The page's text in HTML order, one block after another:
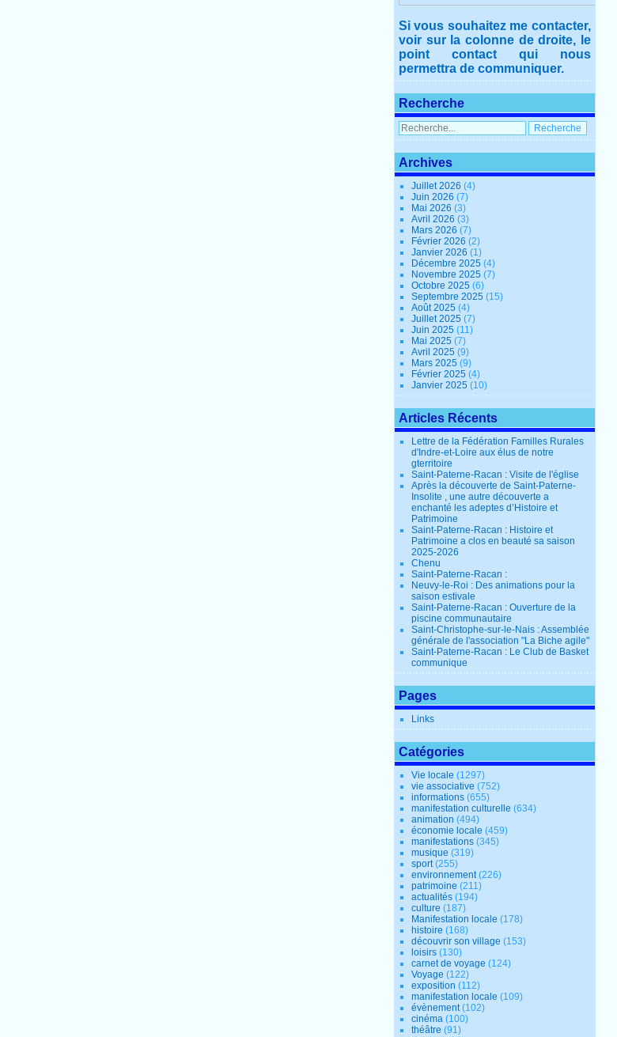
Si vous souhaitez me contacter,
voir sur la colonne de droite, le
point contact qui nous
permettra de communiquer.
Recherche
Archives
Juillet 2026(4)
Juin 2026(7)
Mai 2026(3)
Avril 2026(3)
Mars 2026(7)
Février 2026(2)
Janvier 2026(1)
Décembre 2025(4)
Novembre 2025(7)
Octobre 2025(6)
Septembre 2025(15)
Août 2025(4)
Juillet 2025(7)
Juin 2025(11)
Mai 2025(7)
Avril 2025(9)
Mars 2025(9)
Février 2025(4)
Janvier 2025(10)
Articles Récents
Lettre de la Fédération Familles Rurales
d'Indre-et-Loire aux élus de notre
gterritoire
Saint-Paterne-Racan : Visite de l'église
Après la découverte de Saint-Paterne-
Insolite , une autre découverte a
enchanté les adeptes d’Histoire et
Patrimoine
Saint-Paterne-Racan : Histoire et
Patrimoine a clos en beauté sa saison
2025-2026
Chenu
Saint-Paterne-Racan :
Neuvy-le-Roi : Des animations pour la
saison estivale
Saint-Paterne-Racan : Ouverture de la
piscine communautaire
Saint-Christophe-sur-le-Nais : Assemblée
générale de l'association "La Biche agile"
Saint-Paterne-Racan : Le Club de Basket
communique
Pages
Links
Catégories
Vie locale (1297)
vie associative (752)
informations (655)
manifestation culturelle (634)
animation (494)
économie locale (459)
manifestations (345)
musique (319)
sport(255)
environnement(226)
patrimoine (211)
actualités (194)
culture (187)
Manifestation locale (178)
histoire (168)
découvrir son village (153)
loisirs (130)
carnet de voyage (124)
Voyage (122)
exposition (112)
manifestation locale (109)
évènement(102)
cinéma (100)
théâtre (91)